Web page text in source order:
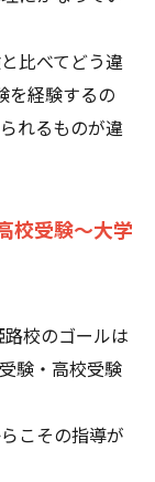
比べてどう違
を経験するの
れるものが違
校受験～大学
校のゴールは
験・高校受験
こその指導が